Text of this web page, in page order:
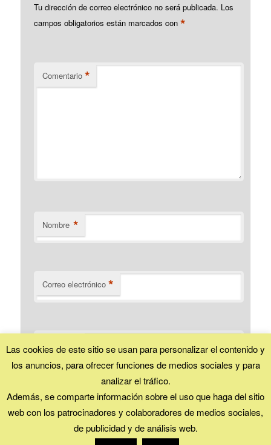
Tu dirección de correo electrónico no será publicada. Los
campos obligatorios están marcados con*
Comentario *
Nombre *
Correo electrónico *
Esta obra está bajo unalicencia Creative Commons (Reconocimiento - No
comercial - Compartir igual).
Funciona gracias a WordPress
Las cookies de este sitio se usan para personalizar el contenido y
los anuncios, para ofrecer funciones de medios sociales y para
analizar el tráfico.
Además, se comparte información sobre el uso que haga del sitio
web con los patrocinadores y colaboradores de medios sociales,
de publicidad y de análisis web.